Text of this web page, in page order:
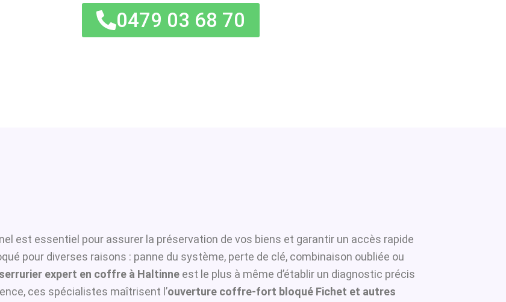
0479 03 68 70
est essentiel pour assurer la préservation de vos biens et garantir un accès rapide
pour diverses raisons : panne du système, perte de clé, combinaison oubliée ou
serrurier expert en coffre à Haltinne est le plus à même d’établir un diagnostic précis
ces spécialistes maîtrisent l’ouverture coffre-fort bloqué Fichet et autres